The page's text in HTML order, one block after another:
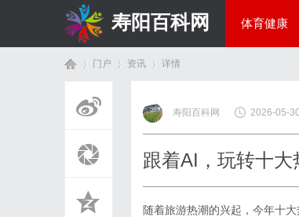
寿阳百科网 体育健康
门户 资讯
›
详情
寿阳百科网 2026-05-30
跟着AI，玩转十大
随着旅游热潮的兴起，今年十